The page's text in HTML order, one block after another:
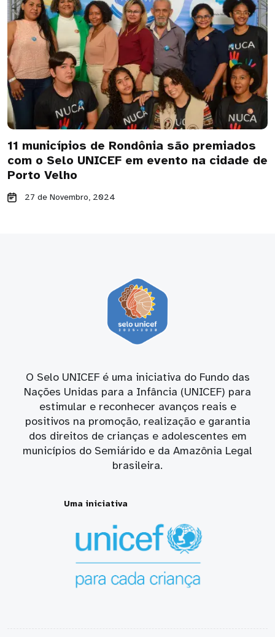
11 municípios de Rondônia são premiados
com o Selo UNICEF em evento na cidade de
Porto Velho
27 de Novembro, 2024
O Selo UNICEF é uma iniciativa do Fundo das
Nações Unidas para a Infância (UNICEF) para
estimular e reconhecer avanços reais e
positivos na promoção, realização e garantia
dos direitos de crianças e adolescentes em
municípios do Semiárido e da Amazônia Legal
brasileira.
Uma iniciativa